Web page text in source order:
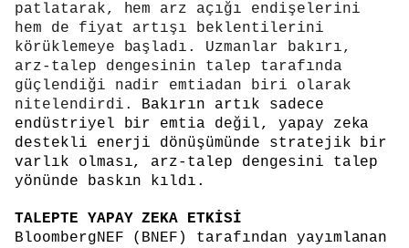
patlatarak, hem arz açığı endişelerini
hem de fiyat artışı beklentilerini
körüklemeye başladı. Uzmanlar bakırı,
arz-talep dengesinin talep tarafında
güçlendiği nadir emtiadan biri olarak
nitelendirdi. Bakırın artık sadece
endüstriyel bir emtia değil, yapay zeka
destekli enerji dönüşümünde stratejik bir
varlık olması, arz-talep dengesini talep
yönünde baskın kıldı.
TALEPTE YAPAY ZEKA ETKİSİ
BloombergNEF (BNEF) tarafından yayımlanan